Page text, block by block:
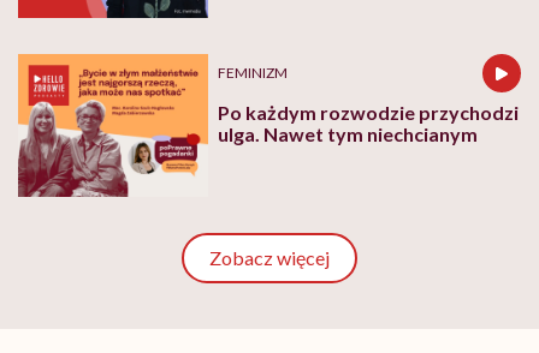
FEMINIZM
Po każdym rozwodzie przychodzi
ulga. Nawet tym niechcianym
Zobacz więcej